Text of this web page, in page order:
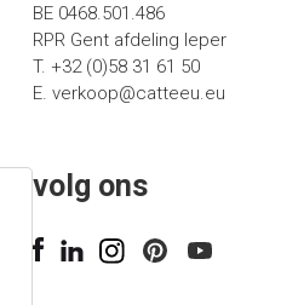
BE 0468.501.486
RPR Gent afdeling Ieper
T. +32 (0)58 31 61 50
E. verkoop@catteeu.eu
volg ons